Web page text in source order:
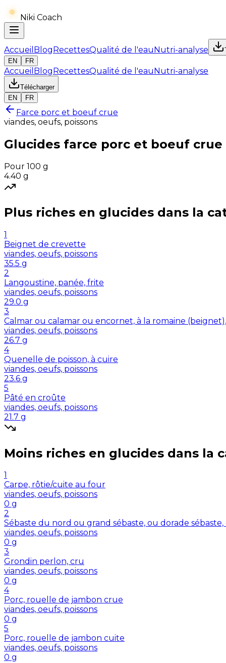
Niki Coach
Accueil BlogRecettesQualité de l'eauNutri-analyse
EN
FR
Accueil BlogRecettesQualité de l'eauNutri-analyse
Télécharger
EN
FR
Farce porc et boeuf crue
viandes, oeufs, poissons
Glucides farce porc et boeuf crue
Pour 100 g
4.40 g
Plus riches en glucides dans la
1
Beignet de crevette
viandes, oeufs, poissons
35.5 g
2
Langoustine, panée, frite
viandes, oeufs, poissons
29.0 g
3
Calmar ou calamar ou encornet, à la romaine
viandes, oeufs, poissons
26.7 g
4
Quenelle de poisson, à cuire
viandes, oeufs, poissons
23.6 g
5
Pâté en croûte
viandes, oeufs, poissons
21.7 g
Moins riches en glucides dans la
1
Carpe, rôtie/cuite au four
viandes, oeufs, poissons
0 g
2
Sébaste du nord ou grand sébaste, ou dorade
viandes, oeufs, poissons
0 g
3
Grondin perlon, cru
viandes, oeufs, poissons
0 g
4
Porc, rouelle de jambon crue
viandes, oeufs, poissons
0 g
5
Porc, rouelle de jambon cuite
viandes, oeufs, poissons
0 g